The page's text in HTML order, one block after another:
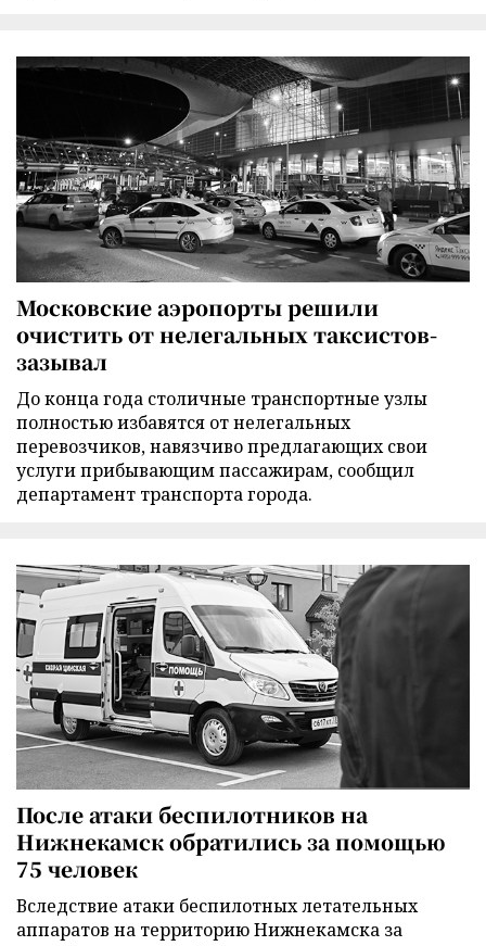
Московские аэропорты решили
очистить от нелегальных таксистов-
зазывал
До конца года столичные транспортные узлы
полностью избавятся от нелегальных
перевозчиков, навязчиво предлагающих свои
услуги прибывающим пассажирам, сообщил
департамент транспорта города.
После атаки беспилотников на
Нижнекамск обратились за помощью
75 человек
Вследствие атаки беспилотных летательных
аппаратов на территорию Нижнекамска за